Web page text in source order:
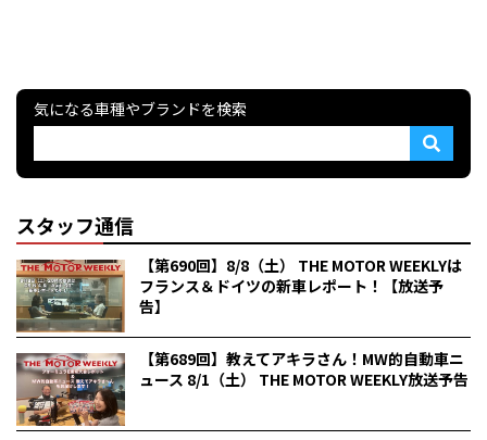
気になる車種やブランドを検索
スタッフ通信
【第690回】8/8（土） THE MOTOR WEEKLYは
フランス＆ドイツの新車レポート！【放送予
告】
【第689回】教えてアキラさん！MW的自動車ニ
ュース 8/1（土） THE MOTOR WEEKLY放送予告